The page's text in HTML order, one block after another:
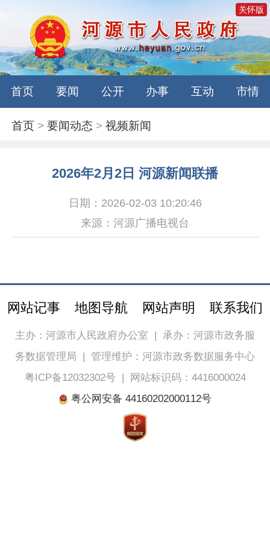
关怀版
首页 要闻 公开 办事 互动 市情
首页 >要闻动态 >视频新闻
2026年2月2日 河源新闻联播
日期：2026-02-03 10:20:46
来源：河源广播电视台
网站记事 地图导航 网站声明 联系我们
主办：河源市人民政府办公室 | 承办：河源市政务服
务数据管理局 | 管理维护：河源市政务数据服务中心
粤ICP备12032302号|
网站标识码：4416000024
粤公网安备 44160202000112号